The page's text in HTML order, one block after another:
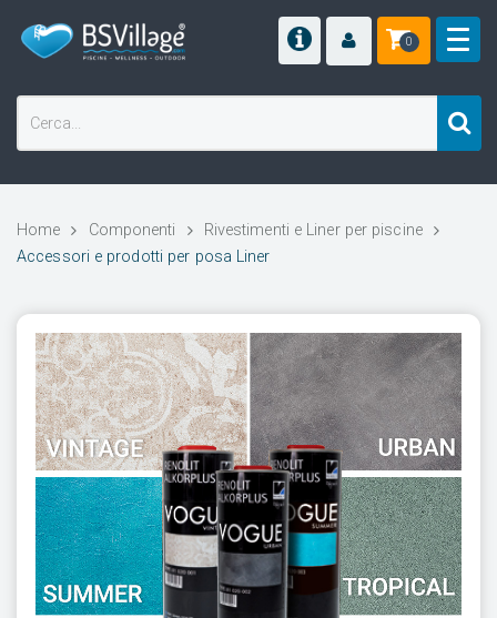
0
Home Componenti
Rivestimenti e Liner per piscine
Accessori e prodotti per posa Liner